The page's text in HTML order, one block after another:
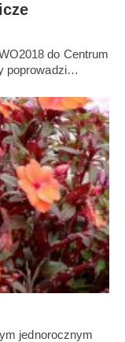
do Centrum
poprowadzi…
jednorocznym